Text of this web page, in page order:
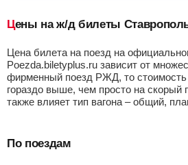
Цены на ж/д билеты
Цена билета на поезд на
Poezda.biletyplus.ru зависит от
фирменный поезд РЖД, то стоимость
гораздо выше, чем просто на скорый
также влияет тип вагона – общий,
По поездам